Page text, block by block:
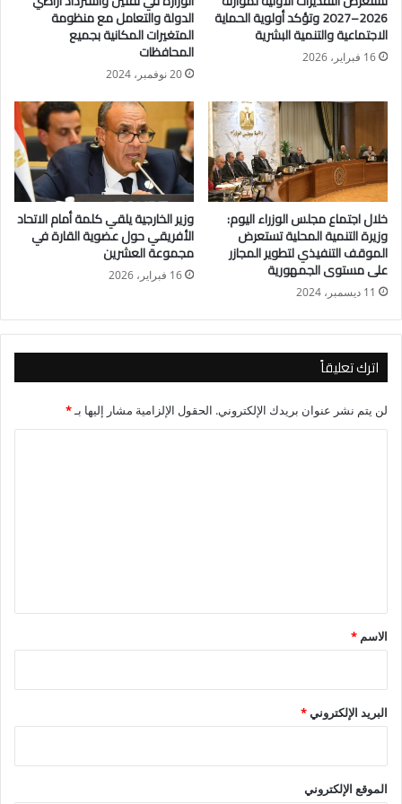
وأشار عبد الموجود إلى أن البعثة تجهز حاليا خطة تفويج الحجاج إلى
المدينة المنورة، لمن بدأ رحلته من مكة المكرمة، وتفويج بقية
الحجيج إلى القاهرة لمن وصل إلى المدينة المنورة أولا.
وأوضح رئيس بعثة حج الجمعيات الأهلية أن الحالة الصحية للحجيج
جيدة دون وجود أية إصابات، مشيدا بالتنسيق مع السلطات السعودية
لتيسير عمل البعثة.
2026–2027 وتؤكد أولوية الحماية
الاجتماعية والتنمية البشرية
16 فبراير، 2026
الدولة والتعامل مع منظومة
المتغيرات المكانية بجميع
المحافظات
20 نوفمبر، 2024
خلال اجتماع مجلس الوزراء اليوم:
وزيرة التنمية المحلية تستعرض
الموقف التنفيذي لتطوير المجازر
على مستوى الجمهورية
11 ديسمبر، 2024
وزير الخارجية يلقي كلمة أمام الاتحاد
الأفريقي حول عضوية القارة في
مجموعة العشرين
16 فبراير، 2026
اترك تعليقاً
لن يتم نشر عنوان بريدك الإلكتروني. الحقول الإلزامية مشار إليها بـ*
*
الاسم *
البريد الإلكتروني*
الموقع الإلكتروني